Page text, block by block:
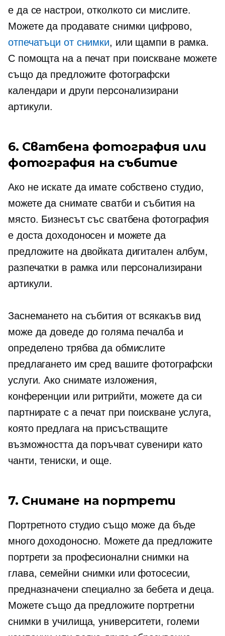
е да се настрои, отколкото си мислите.
Можете да продавате снимки цифрово,
отпечатъци от снимки, или щампи в рамка.
С помощта на a печат при поискванеможете
също да предложите фотографски
календари и други персонализирани
артикули.
6. Сватбена фотография или
фотография на събитие
Ако не искате да имате собствено студио,
можете да снимате сватби и събития на
място. Бизнесът със сватбена фотография
е доста доходоносен и можете да
предложите на двойката дигитален албум,
разпечатки в рамка или персонализирани
артикули.
Заснемането на събития от всякакъв вид
може да доведе до голяма печалба и
определено трябва да обмислите
предлагането им сред вашите фотографски
услуги. Ако снимате изложения,
конференции или ритрийти, можете да си
партнирате с a печат при поискванеуслуга,
която предлага на присъстващите
възможността да поръчват сувенири като
чанти,тениски, и още.
7. Снимане на портрети
Портретното студио също може да бъде
много доходоносно. Можете да предложите
портрети за професионални снимки на
глава, семейни снимки или фотосесии,
предназначени специално за бебета и деца.
Можете също да предложите портретни
снимки в училища, университети, големи